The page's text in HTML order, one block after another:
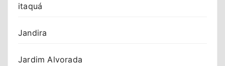
itaquá
Jandira
Jardim Alvorada